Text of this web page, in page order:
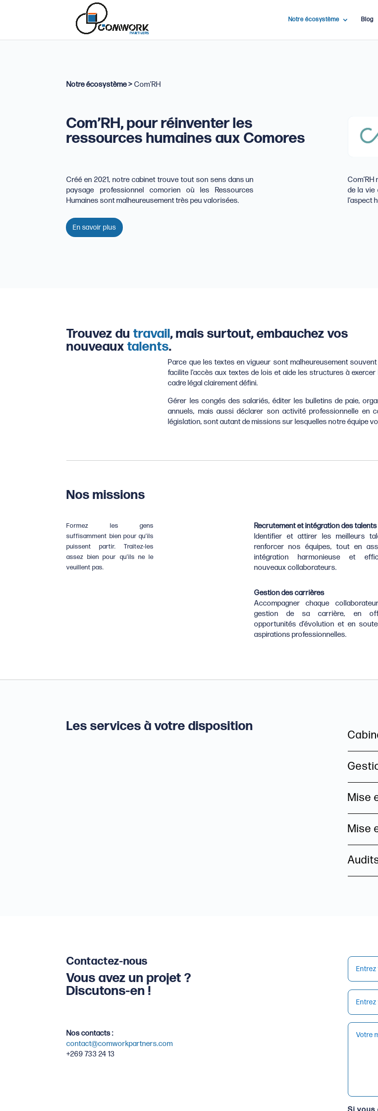
Notre écosystème Blog
Notre écosystème > Com’RH
Com’RH, pour réinventer les
ressources humaines aux Comores
Créé en 2021, notre cabinet trouve tout son sens dans un
paysage professionnel comorien où les Ressources
Humaines sont malheureusement très peu valorisées.
de la vie
l’aspect
En savoir plus
Trouvez dutravail, mais surtout, embauchez vos
nouveauxtalents.
Parce que les textes en vigueur sont malheureusement souvent
facilite l’accès aux textes de lois et aide les structures à
cadre légal clairement défini.
Gérer les congés des salariés, éditer les bulletins de paie,
annuels, mais aussi déclarer son activité professionnelle en
législation, sont autant de missions sur lesquelles notre équipe
Nos missions
Formez les gens
suffisamment bien pour qu’ils
puissent partir. Traitez-les
assez bien pour qu’ils ne le
veuillent pas.
Recrutement et intégration des talents
Identifier et attirer les meilleurs
renforcer nos équipes, tout en
intégration harmonieuse et
nouveaux collaborateurs.
Gestion des carrières
Accompagner chaque
gestion de sa carrière, en
opportunités d’évolution et en
aspirations professionnelles.
Les services à votre disposition
Mise
Mise
Contactez-nous
Vous avez un projet ?
Discutons-en !
Nos contacts :
contact@comworkpartners.com
+269 733 24 13